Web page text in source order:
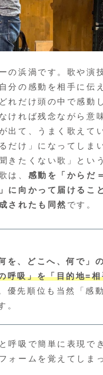
の浜渦です。歌や演
分の感動を相手に伝
れだけ頭の中で感動
ければ残念ながら意
出て、うまく歌えて
だけ」になってしま
きたくない歌」とい
は、 感動を「からだ
に向かって届けるこ
されたも同然 です。
何を、どこへ、何で」
呼吸」を「目的地=
優先順位も当然「感
。
呼吸で簡単に表現で
ォームを覚えてしま